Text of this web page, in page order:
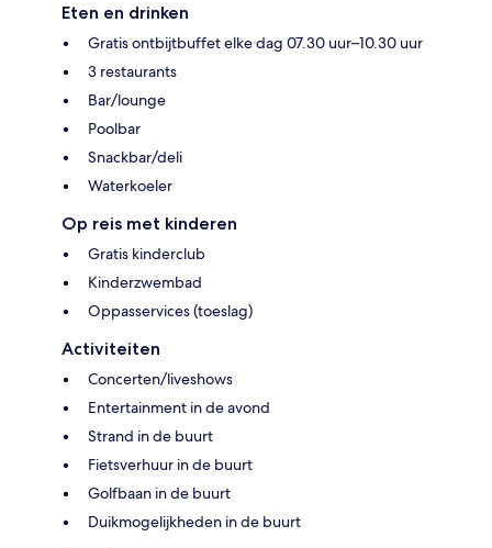
Eten en drinken
Gratis ontbijtbuffet elke dag 07.30 uur–10.30 uur
3 restaurants
Bar/lounge
Poolbar
Snackbar/deli
Waterkoeler
Op reis met kinderen
Gratis kinderclub
Kinderzwembad
Oppasservices (toeslag)
Activiteiten
Concerten/liveshows
Entertainment in de avond
Strand in de buurt
Fietsverhuur in de buurt
Golfbaan in de buurt
Duikmogelijkheden in de buurt